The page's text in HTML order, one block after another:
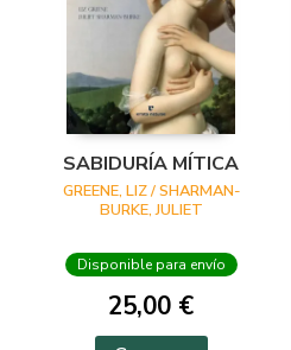
SABIDURÍA MÍTICA
GREENE, LIZ / SHARMAN-
BURKE, JULIET
Disponible para envío
25,00 €